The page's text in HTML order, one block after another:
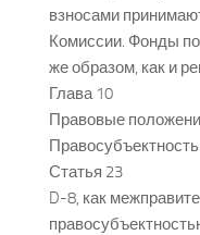
взносами
Комиссии. Фонды
же образом, как и
Глава 10
Правовые
Статья 23
D-8, как